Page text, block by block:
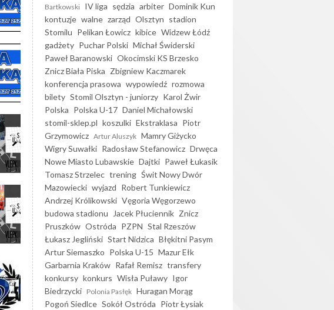
Bartkowski IV liga sędzia arbiter Dominik Kun
kontuzje walne zarząd Olsztyn stadion
Stomilu Pelikan Łowicz kibice Widzew Łódź
gadżety Puchar Polski Michał Świderski
Paweł Baranowski Okocimski KS Brzesko
Znicz Biała Piska Zbigniew Kaczmarek
konferencja prasowa wypowiedź rozmowa
bilety Stomil Olsztyn - juniorzy Karol Żwir
Polska Polska U-17 Daniel Michałowski
stomil-sklep.pl koszulki Ekstraklasa Piotr
Grzymowicz Artur Aluszyk Mamry Giżycko
Wigry Suwałki Radosław Stefanowicz Drwęca
Nowe Miasto Lubawskie Dajtki Paweł Łukasik
Tomasz Strzelec trening Świt Nowy Dwór
Mazowiecki wyjazd Robert Tunkiewicz
Andrzej Królikowski Vęgoria Węgorzewo
budowa stadionu
Jacek Płuciennik Znicz
Pruszków Ostróda PZPN Stal Rzeszów
Łukasz Jegliński Start Nidzica Błękitni Pasym
Artur Siemaszko Polska U-15 Mazur Ełk
Garbarnia Kraków Rafał Remisz transfery
konkursy konkurs Wisła Puławy Igor
Biedrzycki Polonia Pasłęk Huragan Morąg
Pogoń Siedlce Sokół Ostróda Piotr Łysiak